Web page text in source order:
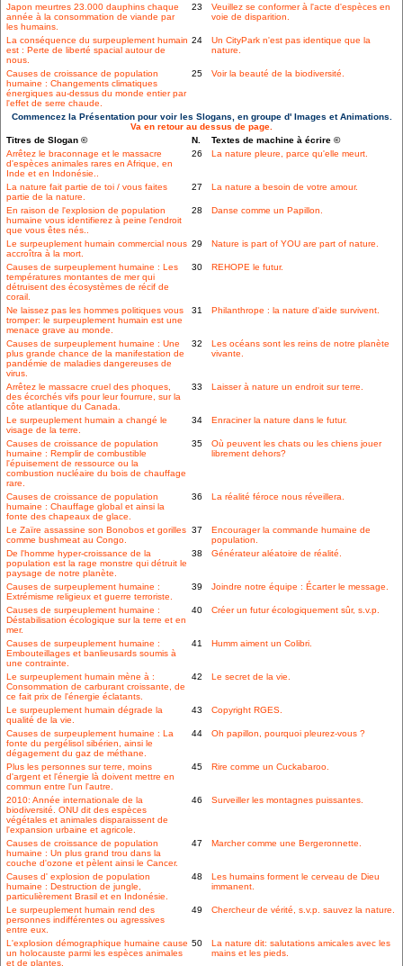
Japon meurtres 23.000 dauphins chaque
année à la consommation de viande par
les humains.
23
Veuillez se conformer à l'acte d'espèces en
voie de disparition.
La conséquence du surpeuplement humain
est : Perte de liberté spacial autour de
nous.
24
Un CityPark n'est pas identique que la
nature.
Causes de croissance de population
humaine : Changements climatiques
énergiques au-dessus du monde entier par
l'effet de serre chaude.
25 Voir la beauté de la biodiversité.
Commencez la Présentation pour voir les Slogans, en groupe d' Images et Animations.
Va en retour au dessus de page.
Titres de Slogan ©
N.
Textes de machine à écrire ©
Arrêtez le braconnage et le massacre
d'espèces animales rares en Afrique, en
Inde et en Indonésie..
26 La nature pleure, parce qu'elle meurt.
La nature fait partie de toi / vous faites
partie de la nature.
27 La nature a besoin de votre amour.
En raison de l'explosion de population
humaine vous identifierez à peine l'endroit
que vous êtes nés..
28 Danse comme un Papillon.
Le surpeuplement humain commercial nous
accroîtra à la mort.
29 Nature is part of YOU are part of nature.
Causes de surpeuplement humaine : Les
températures montantes de mer qui
détruisent des écosystèmes de récif de
corail.
30 REHOPE le futur.
Ne laissez pas les hommes politiques vous
tromper: le surpeuplement humain est une
menace grave au monde.
31 Philanthrope : la nature d'aide survivent.
Causes de surpeuplement humaine : Une
plus grande chance de la manifestation de
pandémie de maladies dangereuses de
virus.
32
Les océans sont les reins de notre planète
vivante.
Arrêtez le massacre cruel des phoques,
des écorchés vifs pour leur fourrure, sur la
côte atlantique du Canada.
33 Laisser à nature un endroit sur terre.
Le surpeuplement humain a changé le
visage de la terre.
34 Enraciner la nature dans le futur.
Causes de croissance de population
humaine : Remplir de combustible
l'épuisement de ressource ou la
combustion nucléaire du bois de chauffage
rare.
35
Où peuvent les chats ou les chiens jouer
librement dehors?
Causes de croissance de population
humaine : Chauffage global et ainsi la
fonte des chapeaux de glace.
36 La réalité féroce nous réveillera.
Le Zaïre assassine son Bonobos et gorilles
comme bushmeat au Congo.
37
Encourager la commande humaine de
population.
De l'homme hyper-croissance de la
population est la rage monstre qui détruit le
paysage de notre planète.
38 Générateur aléatoire de réalité.
Causes de surpeuplement humaine :
Extrémisme religieux et guerre terroriste.
39 Joindre notre équipe : Écarter le message.
Causes de surpeuplement humaine :
Déstabilisation écologique sur la terre et en
mer.
40 Créer un futur écologiquement sûr, s.v.p.
Causes de surpeuplement humaine :
Embouteillages et banlieusards soumis à
une contrainte.
41 Humm aiment un Colibri.
Le surpeuplement humain mène à :
Consommation de carburant croissante, de
ce fait prix de l'énergie éclatants.
42 Le secret de la vie.
Le surpeuplement humain dégrade la
qualité de la vie.
43 Copyright RGES.
Causes de surpeuplement humaine : La
fonte du pergélisol sibérien, ainsi le
dégagement du gaz de méthane.
44 Oh papillon, pourquoi pleurez-vous ?
Plus les personnes sur terre, moins
d'argent et l'énergie là doivent mettre en
commun entre l'un l'autre.
45 Rire comme un Cuckabaroo.
2010: Année internationale de la
biodiversité. ONU dit des espèces
végétales et animales disparaissent de
l'expansion urbaine et agricole.
46 Surveiller les montagnes puissantes.
Causes de croissance de population
humaine : Un plus grand trou dans la
couche d'ozone et pèlent ainsi le Cancer.
47 Marcher comme une Bergeronnette.
Causes d' explosion de population
humaine : Destruction de jungle,
particulièrement Brasil et en Indonésie.
48
Les humains forment le cerveau de Dieu
immanent.
Le surpeuplement humain rend des
personnes indifférentes ou agressives
entre eux.
49 Chercheur de vérité, s.v.p. sauvez la nature.
L'explosion démographique humaine cause
un holocauste parmi les espèces animales
et de plantes.
50
La nature dit: salutations amicales avec les
mains et les pieds.